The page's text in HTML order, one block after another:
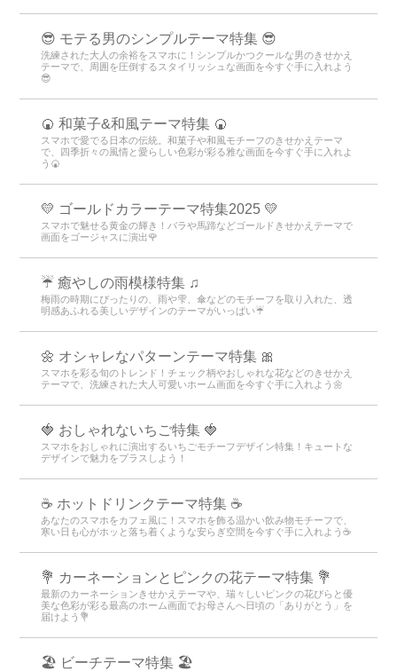
😎 モテる男のシンプルテーマ特集 😎
洗練された大人の余裕をスマホに！シンプルかつクールな男のきせかえ
テーマで、周囲を圧倒するスタイリッシュな画面を今すぐ手に入れよう
😎
🍘 和菓子&和風テーマ特集 🍘
スマホで愛でる日本の伝統。和菓子や和風モチーフのきせかえテーマ
で、四季折々の風情と愛らしい色彩が彩る雅な画面を今すぐ手に入れよ
う🍘
💛 ゴールドカラーテーマ特集2025 💛
スマホで魅せる黄金の輝き！バラや馬蹄などゴールドきせかえテーマで
画面をゴージャスに演出🌹
☔ 癒やしの雨模様特集 ♫
梅雨の時期にぴったりの、雨や雫、傘などのモチーフを取り入れた、透
明感あふれる美しいデザインのテーマがいっぱい☔
🌼 オシャレなパターンテーマ特集 🎀
スマホを彩る旬のトレンド！チェック柄やおしゃれな花などのきせかえ
テーマで、洗練された大人可愛いホーム画面を今すぐ手に入れよう🌼
🍓 おしゃれないちご特集 🍓
スマホをおしゃれに演出するいちごモチーフデザイン特集！キュートな
デザインで魅力をプラスしよう！
☕️ ホットドリンクテーマ特集 ☕️
あなたのスマホをカフェ風に！スマホを飾る温かい飲み物モチーフで、
寒い日も心がホッと落ち着くような安らぎ空間を今すぐ手に入れよう☕️
💐 カーネーションとピンクの花テーマ特集 💐
最新のカーネーションきせかえテーマや、瑞々しいピンクの花びらと優
美な色彩が彩る最高のホーム画面でお母さんへ日頃の「ありがとう」を
届けよう💐
🏖 ビーチテーマ特集 🏖